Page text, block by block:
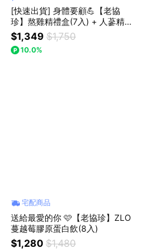
[快速出貨] 身體要顧💪【老協
珍】熬雞精禮盒(7入) + 人蔘精
禮盒(7入)
$1,349 $1,750
10.0%
宅配商品
送給最愛的你 🩷【老協珍】ZLO
蔓越莓膠原蛋白飲(8入)
$1,280 $1,480